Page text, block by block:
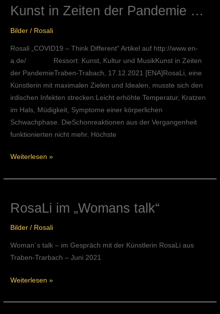
Kunst in Zeiten der Pandemie …
Bilder / Rosali
Rosali „COVID19 – Think Different“ Artikel auf http://www.en-
a.de/ Ressort: Kunst, Kultur und MusikKunst in Zeiten
der PandemieTraben-Trabach, 17.12.2021 [ENA]RosaLi, eine
Künstlerin mit maximalen Zielen und Idealen, musste sich den
irdischen Infekten strecken:Leicht erhöhte Temperatur, Kratzen
im Hals, Müdigkeit, Symptome einer körperlichen
Schwachphase. DieSchonreaktionen aus der Vergangenheit
funktionierten nicht mehr. Höchste
Kunst
Zeiten
der
Pandemie
…
Weiterlesen »
RosaLi im „Womans talk“
Bilder / Rosali
Woman´s talk – im Gespräch mit der Künstlerin RosaLi aus
Traben-Trarbach – Juni 2021
RosaLi
„Womans
talk“
Weiterlesen »